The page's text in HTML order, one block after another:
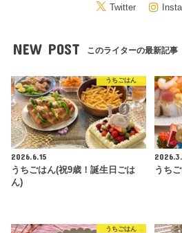
Twitter
NEW POST このライターの最新記事
うちごはん
2026.6.15
うちごはん(祝9歳！誕生日ごは
ん)
うち
うちごはん